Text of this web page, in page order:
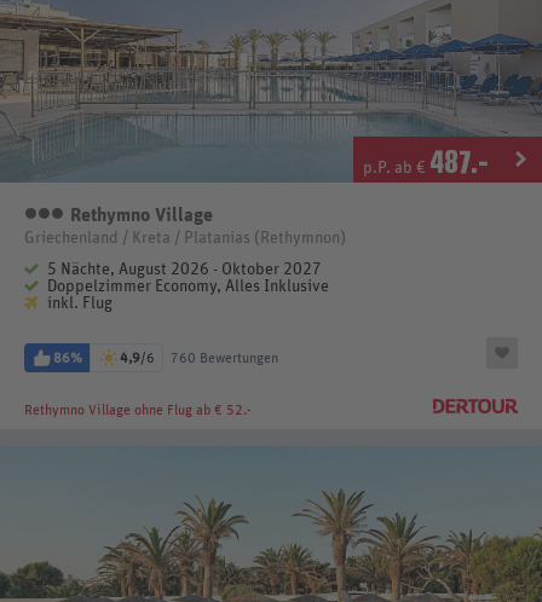
p.P. ab € 487.-
3 Sterne
Rethymno Village
Griechenland / Kreta / Platanias (Rethymnon)
5 Nächte, August 2026 - Oktober 2027
Doppelzimmer Economy, Alles Inklusive
inkl. Flug
86% 4,9/6 760 Bewertungen
Rethymno Village ohne Flug ab € 52.-